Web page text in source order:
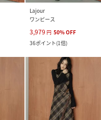
Lajour
ワンピース
3,979 円 50%OFF
36ポイント(1倍)